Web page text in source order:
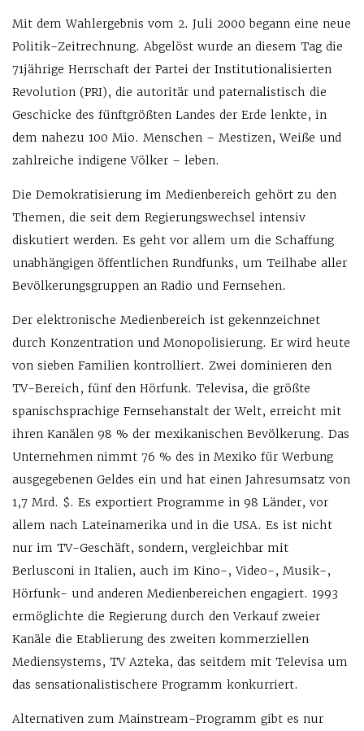
Mit dem Wahlergebnis vom 2. Juli 2000 begann eine neue
Politik-Zeitrechnung. Abgelöst wurde an diesem Tag die
71jährige Herrschaft der Partei der Institutionalisierten
Revolution (PRI), die autoritär und paternalistisch die
Geschicke des fünftgrößten Landes der Erde lenkte, in
dem nahezu 100 Mio. Menschen – Mestizen, Weiße und
zahlreiche indigene Völker – leben.
Die Demokratisierung im Medienbereich gehört zu den
Themen, die seit dem Regierungswechsel intensiv
diskutiert werden. Es geht vor allem um die Schaffung
unabhängigen öffentlichen Rundfunks, um Teilhabe aller
Bevölkerungsgruppen an Radio und Fernsehen.
Der elektronische Medienbereich ist gekennzeichnet
durch Konzentration und Monopolisierung. Er wird heute
von sieben Familien kontrolliert. Zwei dominieren den
TV-Bereich, fünf den Hörfunk. Televisa, die größte
spanischsprachige Fernsehanstalt der Welt, erreicht mit
ihren Kanälen 98 % der mexikanischen Bevölkerung. Das
Unternehmen nimmt 76 % des in Mexiko für Werbung
ausgegebenen Geldes ein und hat einen Jahresumsatz von
1,7 Mrd. $. Es exportiert Programme in 98 Länder, vor
allem nach Lateinamerika und in die USA. Es ist nicht
nur im TV-Geschäft, sondern, vergleichbar mit
Berlusconi in Italien, auch im Kino-, Video-, Musik-,
Hörfunk- und anderen Medienbereichen engagiert. 1993
ermöglichte die Regierung durch den Verkauf zweier
Kanäle die Etablierung des zweiten kommerziellen
Mediensystems, TV Azteka, das seitdem mit Televisa um
das sensationalistischere Programm konkurriert.
Alternativen zum Mainstream-Programm gibt es nur